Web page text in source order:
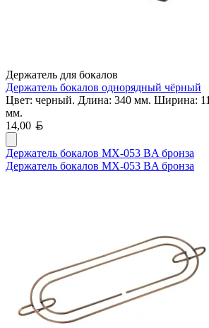
Держатель для бокалов
Держатель бокалов однорядный чёрный
Цвет: черный. Длина: 340 мм. Ширина:
мм.
14,00
Держатель бокалов MX-053 BA бронза
Держатель бокалов MX-053 BA бронза